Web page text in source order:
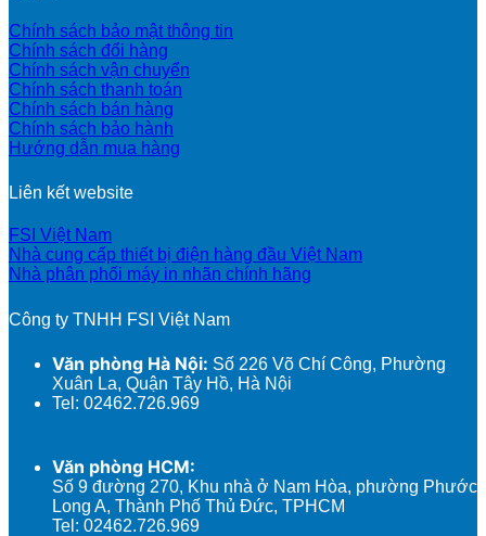
Chính sách bảo mật thông tin
Chính sách đổi hàng
Chính sách vận chuyển
Chính sách thanh toán
Chính sách bán hàng
Chính sách bảo hành
Hướng dẫn mua hàng
Liên kết website
FSI Việt Nam
Nhà cung cấp thiết bị điện hàng đầu Việt Nam
Nhà phân phối máy in nhãn chính hãng
Công ty TNHH FSI Việt Nam
Văn phòng Hà Nội: Số 226 Võ Chí Công, Phường
Xuân La, Quận Tây Hồ, Hà Nội
Tel: 02462.726.969
Văn phòng HCM:
Số 9 đường 270, Khu nhà ở Nam Hòa, phường Phước
Long A, Thành Phố Thủ Đức, TPHCM
Tel: 02462.726.969